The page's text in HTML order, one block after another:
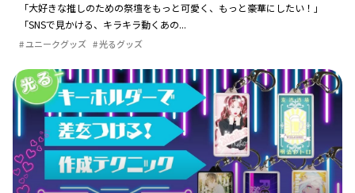
「大好きな推しのための祭壇をもっと可愛く、もっと豪華にしたい！」
「SNSで見かける、キラキラ動くあの...
ユニークグッズ 光るグッズ